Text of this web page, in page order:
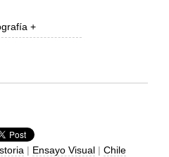
+
| Ensayo Visual| Chile